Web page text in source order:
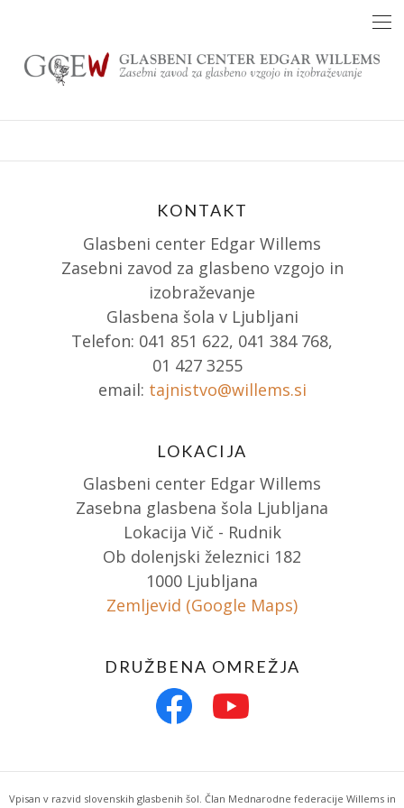
content
KONTAKT
Glasbeni center Edgar Willems
Zasebni zavod za glasbeno vzgojo in
izobraževanje
Glasbena šola v Ljubljani
Telefon: 041 851 622, 041 384 768,
01 427 3255
email: tajnistvo@willems.si
LOKACIJA
Glasbeni center Edgar Willems
Zasebna glasbena šola Ljubljana
Lokacija Vič - Rudnik
Ob dolenjski železnici 182
1000 Ljubljana
Zemljevid (Google Maps)
DRUŽBENA OMREŽJA
Vpisan v razvid slovenskih glasbenih šol. Član Mednarodne federacije Willems in